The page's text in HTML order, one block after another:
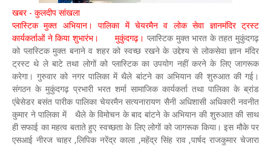
खबर - कुलदीप सांखला
प्लास्टिक मुक्त अभियान। पालिका में चेयरमैन व लोक सेवा ज्ञानमंदिर ट्रस्ट
कार्यकर्ताओं ने किया शुभारंभ। मुकुंदगढ़। प्लास्टिक मुक्त भारत के तहत मुकुंदगढ़
को प्लास्टिक मुक्त बनाने व शहर को स्वच्छ रखने के उद्देश्य से लोकसेवा ज्ञान मंदिर
ट्रस्ट थे ले बाटे तथा लोगों को प्लास्टिक का उपयोग नहीं करने के लिए जागरूक
करेगा। गुरुवार को नगर पालिका में थैले बांटने का अभियान की शुरुआत की गई।
संगठन के मुकुंदगढ़ प्रभारी भरत शर्मा सामाजिक कार्यकर्ता तथा पालिका के ब्रांड
एंबेसेडर बसंत पारीक पालिका चेयरमैन सत्यनारायण सैनी अधिशासी अधिकारी नवनीत
कुमार ने पालिका में थैले के विमोचन के बाद बांटने के अभियान की शुरुआत की साथ
ही सफाई का महत्व बताते हुए स्वच्छता के लिए लोगों को जागरूक किया। इस मौके पर
एसआई नीरज चाहर ,लिपिक नरेंद्र काला ,महेंद्र सिंह राव ,पार्षद राजकुमार चेजारा